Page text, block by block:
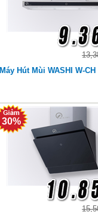
Máy Hút Mùi WASHI W-CH
30%